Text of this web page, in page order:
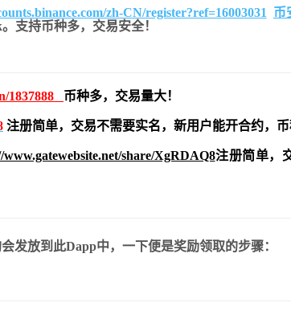
zh-CN/register?ref=16003031 币
支持币种多，交易安全！
1837888 币种多，交易量大！
注册简单，交易不需要实名，新用户能开合约，
www.gatewebsite.net/share/XgRDAQ8注册简单，
发放到此Dapp中，一下便是奖励领取的步骤：